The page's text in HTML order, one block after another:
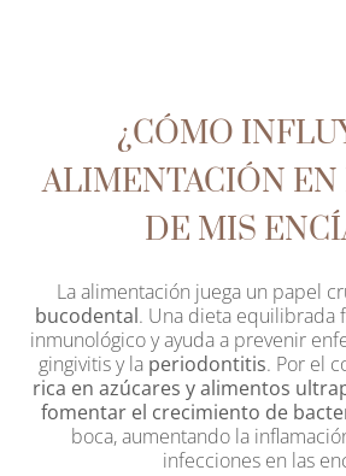
¿CÓMO
ALIMENTACIÓN EN
DE MIS
La alimentación juega un papel
bucodental. Una dieta equilibrada
inmunológico y ayuda a prevenir
gingivitis y la periodontitis. Por el
rica en azúcares y alimentos
fomentar el crecimiento de
boca, aumentando la
infecciones en las